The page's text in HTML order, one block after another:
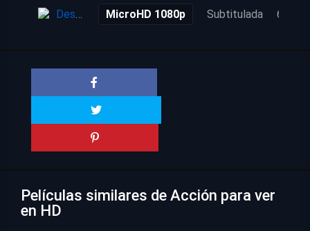
Descarga MicroHD 1080p Subtitulada 6 años
Películas similares de Acción para ver
en HD